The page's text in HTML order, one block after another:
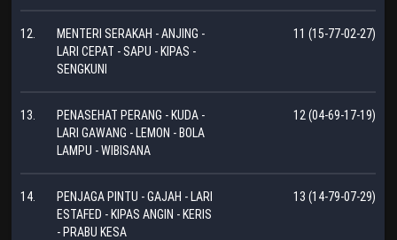
12.
MENTERI SERAKAH - ANJING -
LARI CEPAT - SAPU - KIPAS -
SENGKUNI
11 (15-77-02-27)
13.
PENASEHAT PERANG - KUDA -
LARI GAWANG - LEMON - BOLA
LAMPU - WIBISANA
12 (04-69-17-19)
14.
PENJAGA PINTU - GAJAH - LARI
ESTAFED - KIPAS ANGIN - KERIS
- PRABU KESA
13 (14-79-07-29)